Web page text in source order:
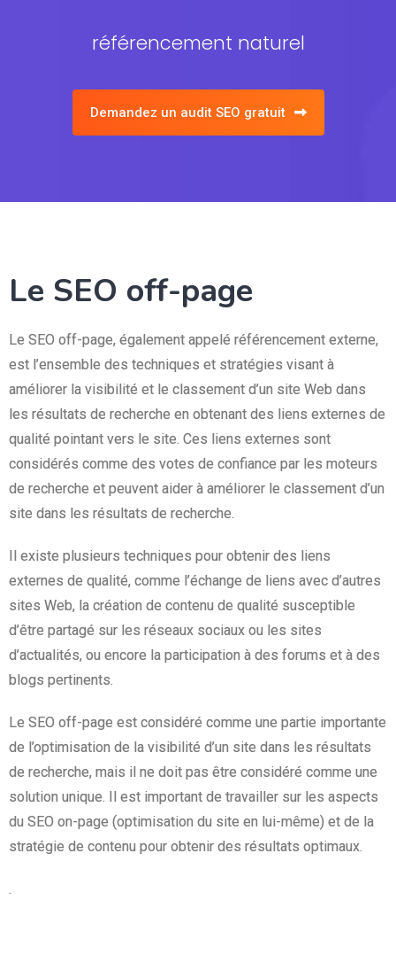
référencement naturel
Demandez un audit SEO gratuit
Le SEO off-page
Le SEO off-page, également appelé référencement externe,
est l’ensemble des techniques et stratégies visant à
améliorer la visibilité et le classement d’un site Web dans
les résultats de recherche en obtenant des liens externes de
qualité pointant vers le site. Ces liens externes sont
considérés comme des votes de confiance par les moteurs
de recherche et peuvent aider à améliorer le classement d’un
site dans les résultats de recherche.
Il existe plusieurs techniques pour obtenir des liens
externes de qualité, comme l’échange de liens avec d’autres
sites Web, la création de contenu de qualité susceptible
d’être partagé sur les réseaux sociaux ou les sites
d’actualités, ou encore la participation à des forums et à des
blogs pertinents.
Le SEO off-page est considéré comme une partie importante
de l’optimisation de la visibilité d’un site dans les résultats
de recherche, mais il ne doit pas être considéré comme une
solution unique. Il est important de travailler sur les aspects
du SEO on-page (optimisation du site en lui-même) et de la
stratégie de contenu pour obtenir des résultats optimaux.
.